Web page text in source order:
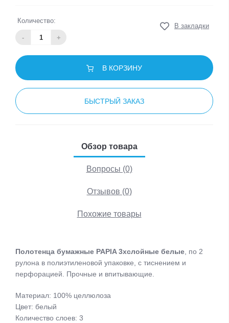
Количество:
- +
В закладки
В КОРЗИНУ
БЫСТРЫЙ ЗАКАЗ
Обзор товара
Вопросы (0)
Отзывов (0)
Похожие товары
Полотенца бумажные PAPIA 3хслойные белые , по 2
рулона в полиэтиленовой упаковке, с тиснением и
перфорацией. Прочные и впитывающие.
Материал: 100% целлюлоза
Цвет: белый
Количество слоев: 3